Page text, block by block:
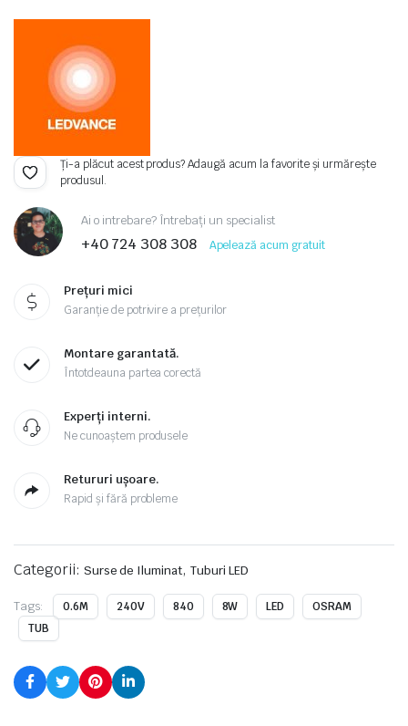
Ți-a plăcut acest produs? Adaugă acum la favorite și urmărește
produsul.
Ai o intrebare? Întrebați un specialist
+40 724 308 308 Apelează acum gratuit
Prețuri mici
Garanție de potrivire a prețurilor
Montare garantată.
Întotdeauna partea corectă
Experți interni.
Ne cunoaștem produsele
Retururi ușoare.
Rapid și fără probleme
Categorii: Surse de Iluminat,Tuburi LED
Tags: 0.6M 240V 840 8W LED
OSRAM
TUB